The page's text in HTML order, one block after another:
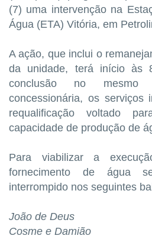
(7) uma intervenção na
Água (ETA) Vitória, em
A ação, que inclui o
da unidade, terá início às
conclusão no
concessionária, os serviços
requalificação voltado
capacidade de produção de
Para viabilizar a
fornecimento de água
interrompido nos seguintes
João de Deus
Cosme e Damião